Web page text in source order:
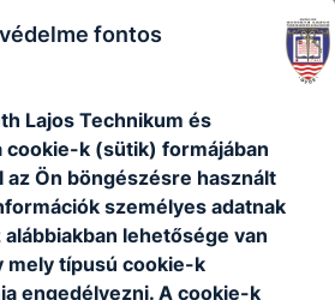
mint az iskolában.
ötödik évfolyam már szinte
közösen kidolgozott
fontos
Lajos Technikum és
cookie-k (sütik) formájában
Ön böngészésre használt
személyes adatnak
lehetősége van
mely típusú cookie-k
engedélyezni. A cookie-k